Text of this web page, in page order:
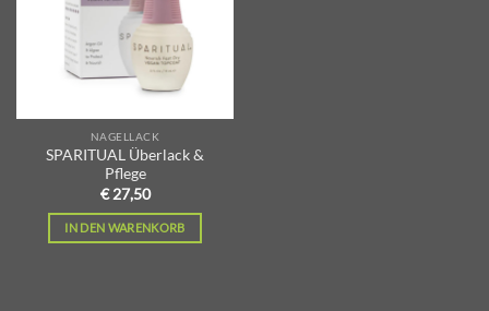
NAGELLACK
SPARITUAL Überlack &
Pflege
€ 27,50
IN DEN WARENKORB